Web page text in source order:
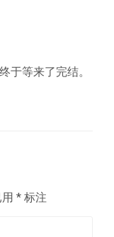
于等来了完结。
* 标注